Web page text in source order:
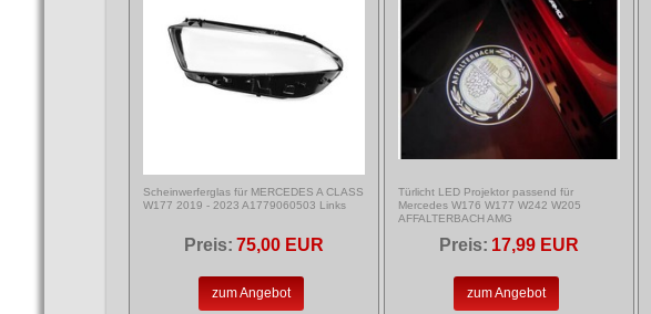
Scheinwerferglas für MERCEDES A CLASS
W177 2019 - 2023 A1779060503 Links
Preis: 75,00 EUR
zum Angebot
Türlicht LED Projektor passend für
Mercedes W176 W177 W242 W205
AFFALTERBACH AMG
Preis: 17,99 EUR
zum Angebot